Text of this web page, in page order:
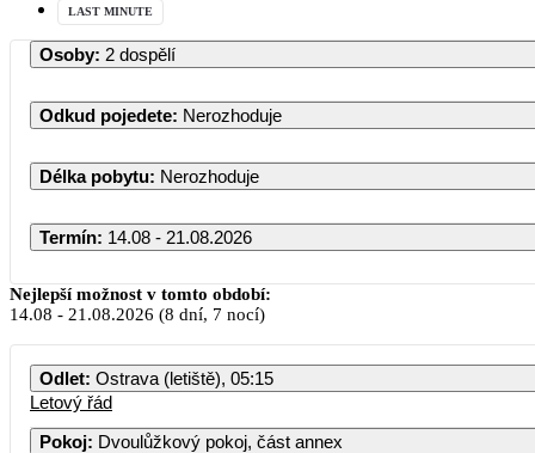
LAST MINUTE
Osoby: 2 dospělí
Odkud pojedete: Nerozhoduje
Délka pobytu: Nerozhoduje
Termín: 14.08 - 21.08.2026
Srpen 2026
PO ÚT ST ČT PÁ SO
Nejlepší možnost v tomto období:
14.08 - 21.08.2026 (8 dní, 7 nocí)
Odlet: Ostrava (letiště), 05:15
Letový řád
Pokoj: Dvoulůžkový pokoj, část annex